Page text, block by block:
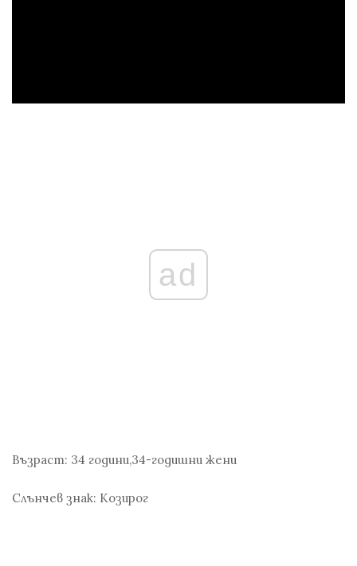
ad
Възраст: 34 години,34-годишни жени
Слънчев знак: Козирог